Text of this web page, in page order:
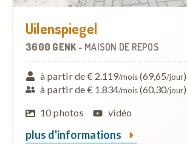
Uilenspiegel
3600 GENK - MAISON DE REPOS
à partir de € 2.119/mois(69,65/jour)
à partir de € 1.834/mois(60,30/jour)
10 photos
vidéo
plus d'informations